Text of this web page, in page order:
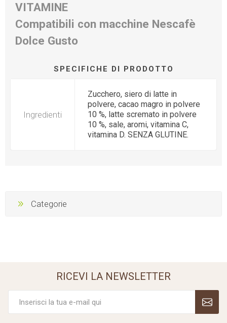
VITAMINE
Compatibili con macchine Nescafè
Dolce Gusto
SPECIFICHE DI PRODOTTO
Ingredienti
Zucchero, siero di latte in
polvere, cacao magro in polvere
10 %, latte scremato in polvere
10 %, sale, aromi, vitamina C,
vitamina D. SENZA GLUTINE.
Categorie
RICEVI LA NEWSLETTER